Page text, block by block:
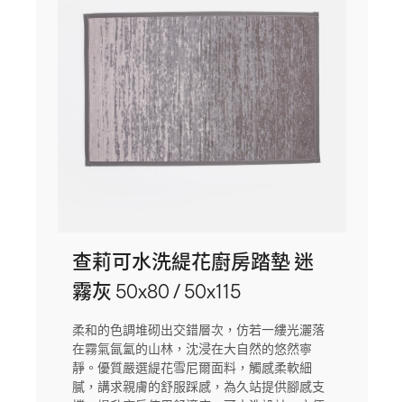
查莉可水洗緹花廚房踏墊 迷
霧灰 50x80 / 50x115
柔和的色調堆砌出交錯層次，仿若一縷光灑落
在霧氣氤氳的山林，沈浸在大自然的悠然寧
靜。優質嚴選緹花雪尼爾面料，觸感柔軟細
膩，講求親膚的舒服踩感，為久站提供腳感支